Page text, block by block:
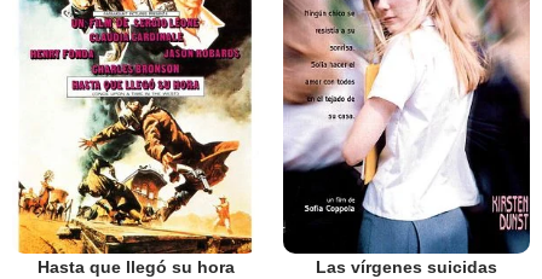
Hasta que llegó su hora Las vírgenes suicidas